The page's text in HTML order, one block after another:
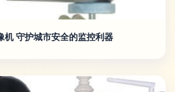
机 守护城市安全的监控利器